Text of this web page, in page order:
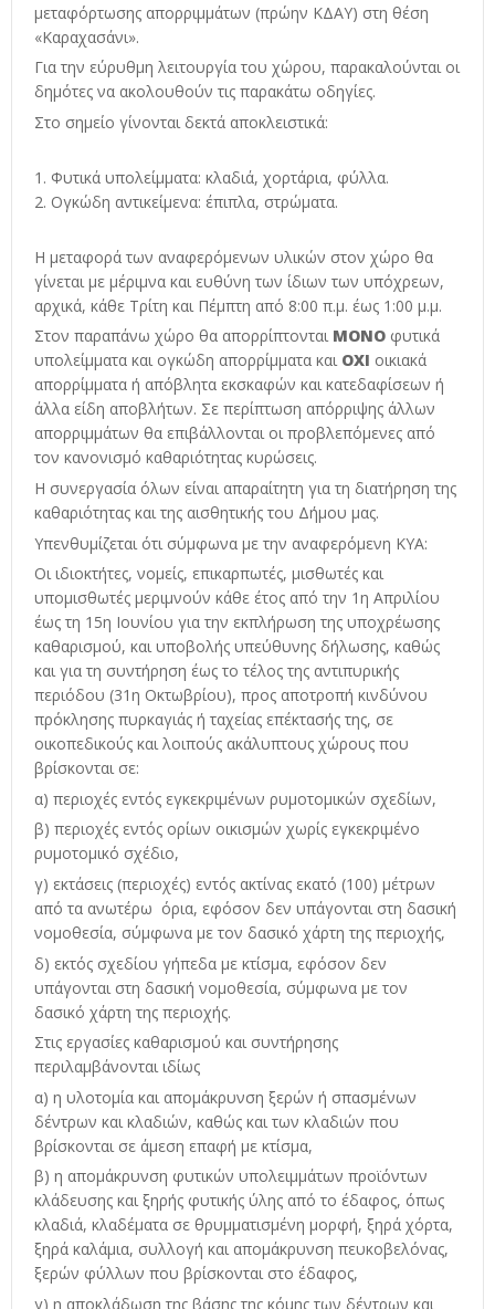
μεταφόρτωσης απορριμμάτων (πρώην ΚΔΑΥ) στη θέση
«Καραχασάνι».
Για την εύρυθμη λειτουργία του χώρου, παρακαλούνται οι
δημότες να ακολουθούν τις παρακάτω οδηγίες.
Στο σημείο γίνονται δεκτά αποκλειστικά:
Φυτικά υπολείμματα: κλαδιά, χορτάρια, φύλλα.
Ογκώδη αντικείμενα: έπιπλα, στρώματα.
Η μεταφορά των αναφερόμενων υλικών στον χώρο θα
γίνεται με μέριμνα και ευθύνη των ίδιων των υπόχρεων,
αρχικά, κάθε Τρίτη και Πέμπτη από 8:00 π.μ. έως 1:00 μ.μ.
Στον παραπάνω χώρο θα απορρίπτονται ΜΟΝΟ φυτικά
υπολείμματα και ογκώδη απορρίμματα και ΟΧΙ οικιακά
απορρίμματα ή απόβλητα εκσκαφών και κατεδαφίσεων ή
άλλα είδη αποβλήτων. Σε περίπτωση απόρριψης άλλων
απορριμμάτων θα επιβάλλονται οι προβλεπόμενες από
τον κανονισμό καθαριότητας κυρώσεις.
Η συνεργασία όλων είναι απαραίτητη για τη διατήρηση της
καθαριότητας και της αισθητικής του Δήμου μας.
Υπενθυμίζεται ότι σύμφωνα με την αναφερόμενη ΚΥΑ:
Οι ιδιοκτήτες, νομείς, επικαρπωτές, μισθωτές και
υπομισθωτές μεριμνούν κάθε έτος από την 1η Απριλίου
έως τη 15η Ιουνίου για την εκπλήρωση της υποχρέωσης
καθαρισμού, και υποβολής υπεύθυνης δήλωσης, καθώς
και για τη συντήρηση έως το τέλος της αντιπυρικής
περιόδου (31η Οκτωβρίου), προς αποτροπή κινδύνου
πρόκλησης πυρκαγιάς ή ταχείας επέκτασής της, σε
οικοπεδικούς και λοιπούς ακάλυπτους χώρους που
βρίσκονται σε:
α) περιοχές εντός εγκεκριμένων ρυμοτομικών σχεδίων,
β) περιοχές εντός ορίων οικισμών χωρίς εγκεκριμένο
ρυμοτομικό σχέδιο,
γ) εκτάσεις (περιοχές) εντός ακτίνας εκατό (100) μέτρων
από τα ανωτέρω όρια, εφόσον δεν υπάγονται στη δασική
νομοθεσία, σύμφωνα με τον δασικό χάρτη της περιοχής,
δ) εκτός σχεδίου γήπεδα με κτίσμα, εφόσον δεν
υπάγονται στη δασική νομοθεσία, σύμφωνα με τον
δασικό χάρτη της περιοχής.
Στις εργασίες καθαρισμού και συντήρησης
περιλαμβάνονται ιδίως
α) η υλοτομία και απομάκρυνση ξερών ή σπασμένων
δέντρων και κλαδιών, καθώς και των κλαδιών που
βρίσκονται σε άμεση επαφή με κτίσμα,
β) η απομάκρυνση φυτικών υπολειμμάτων προϊόντων
κλάδευσης και ξηρής φυτικής ύλης από το έδαφος, όπως
κλαδιά, κλαδέματα σε θρυμματισμένη μορφή, ξηρά χόρτα,
ξηρά καλάμια, συλλογή και απομάκρυνση πευκοβελόνας,
ξερών φύλλων που βρίσκονται στο έδαφος,
γ) η αποκλάδωση της βάσης της κόμης των δέντρων και